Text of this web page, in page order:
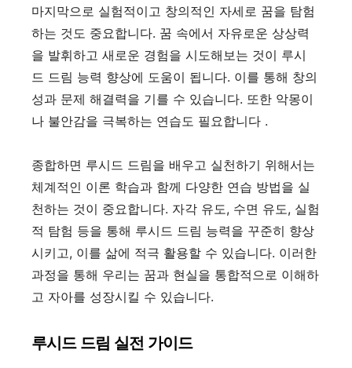
마지막으로 실험적이고 창의적인 자세로 꿈을 탐험
하는 것도 중요합니다. 꿈 속에서 자유로운 상상력
을 발휘하고 새로운 경험을 시도해보는 것이 루시
드 드림 능력 향상에 도움이 됩니다. 이를 통해 창의
성과 문제 해결력을 기를 수 있습니다. 또한 악몽이
나 불안감을 극복하는 연습도 필요합니다 .
종합하면 루시드 드림을 배우고 실천하기 위해서는
체계적인 이론 학습과 함께 다양한 연습 방법을 실
천하는 것이 중요합니다. 자각 유도, 수면 유도, 실험
적 탐험 등을 통해 루시드 드림 능력을 꾸준히 향상
시키고, 이를 삶에 적극 활용할 수 있습니다. 이러한
과정을 통해 우리는 꿈과 현실을 통합적으로 이해하
고 자아를 성장시킬 수 있습니다.
루시드 드림 실전 가이드